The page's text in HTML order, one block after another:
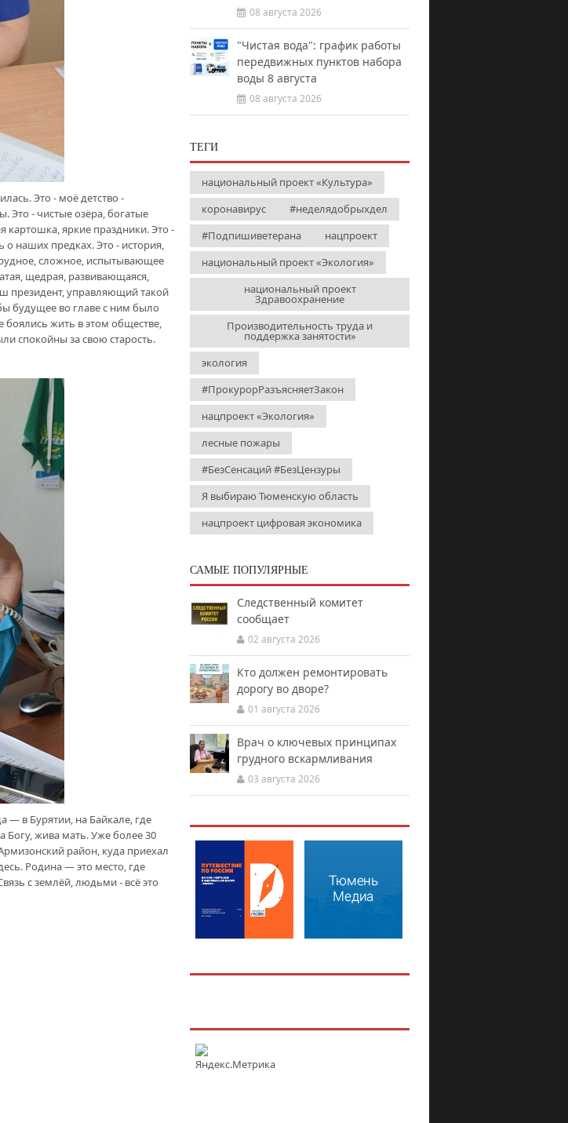
Это - моё детство -
Это - чистые озёра, богатые
картошка, яркие праздники. Это -
наших предках. Это - история,
сложное, испытывающее
щедрая, развивающаяся,
президент, управляющий такой
будущее во главе с ним было
жить в этом обществе,
спокойны за свою старость.
— в Бурятии, на Байкале, где
Богу, жива мать. Уже более 30
район, куда приехал
Родина — это место, где
с землёй, людьми - всё это
08 августа 2026
"Чистая вода": график работы
передвижных пунктов набора
воды 8 августа
08 августа 2026
ТЕГИ
национальный проект «Культура»
коронавирус
#неделядобрыхдел
#Подпишиветерана
нацпроект
национальный проект «Экология»
национальный проект
Здравоохранение
Производительность труда и
поддержка занятости»
экология
#ПрокурорРазъясняетЗакон
нацпроект «Экология»
лесные пожары
#БезСенсаций #БезЦензуры
Я выбираю Тюменскую область
нацпроект цифровая экономика
САМЫЕ ПОПУЛЯРНЫЕ
Следственный комитет
сообщает
02 августа 2026
Кто должен ремонтировать
дорогу во дворе?
01 августа 2026
Врач о ключевых принципах
грудного вскармливания
03 августа 2026